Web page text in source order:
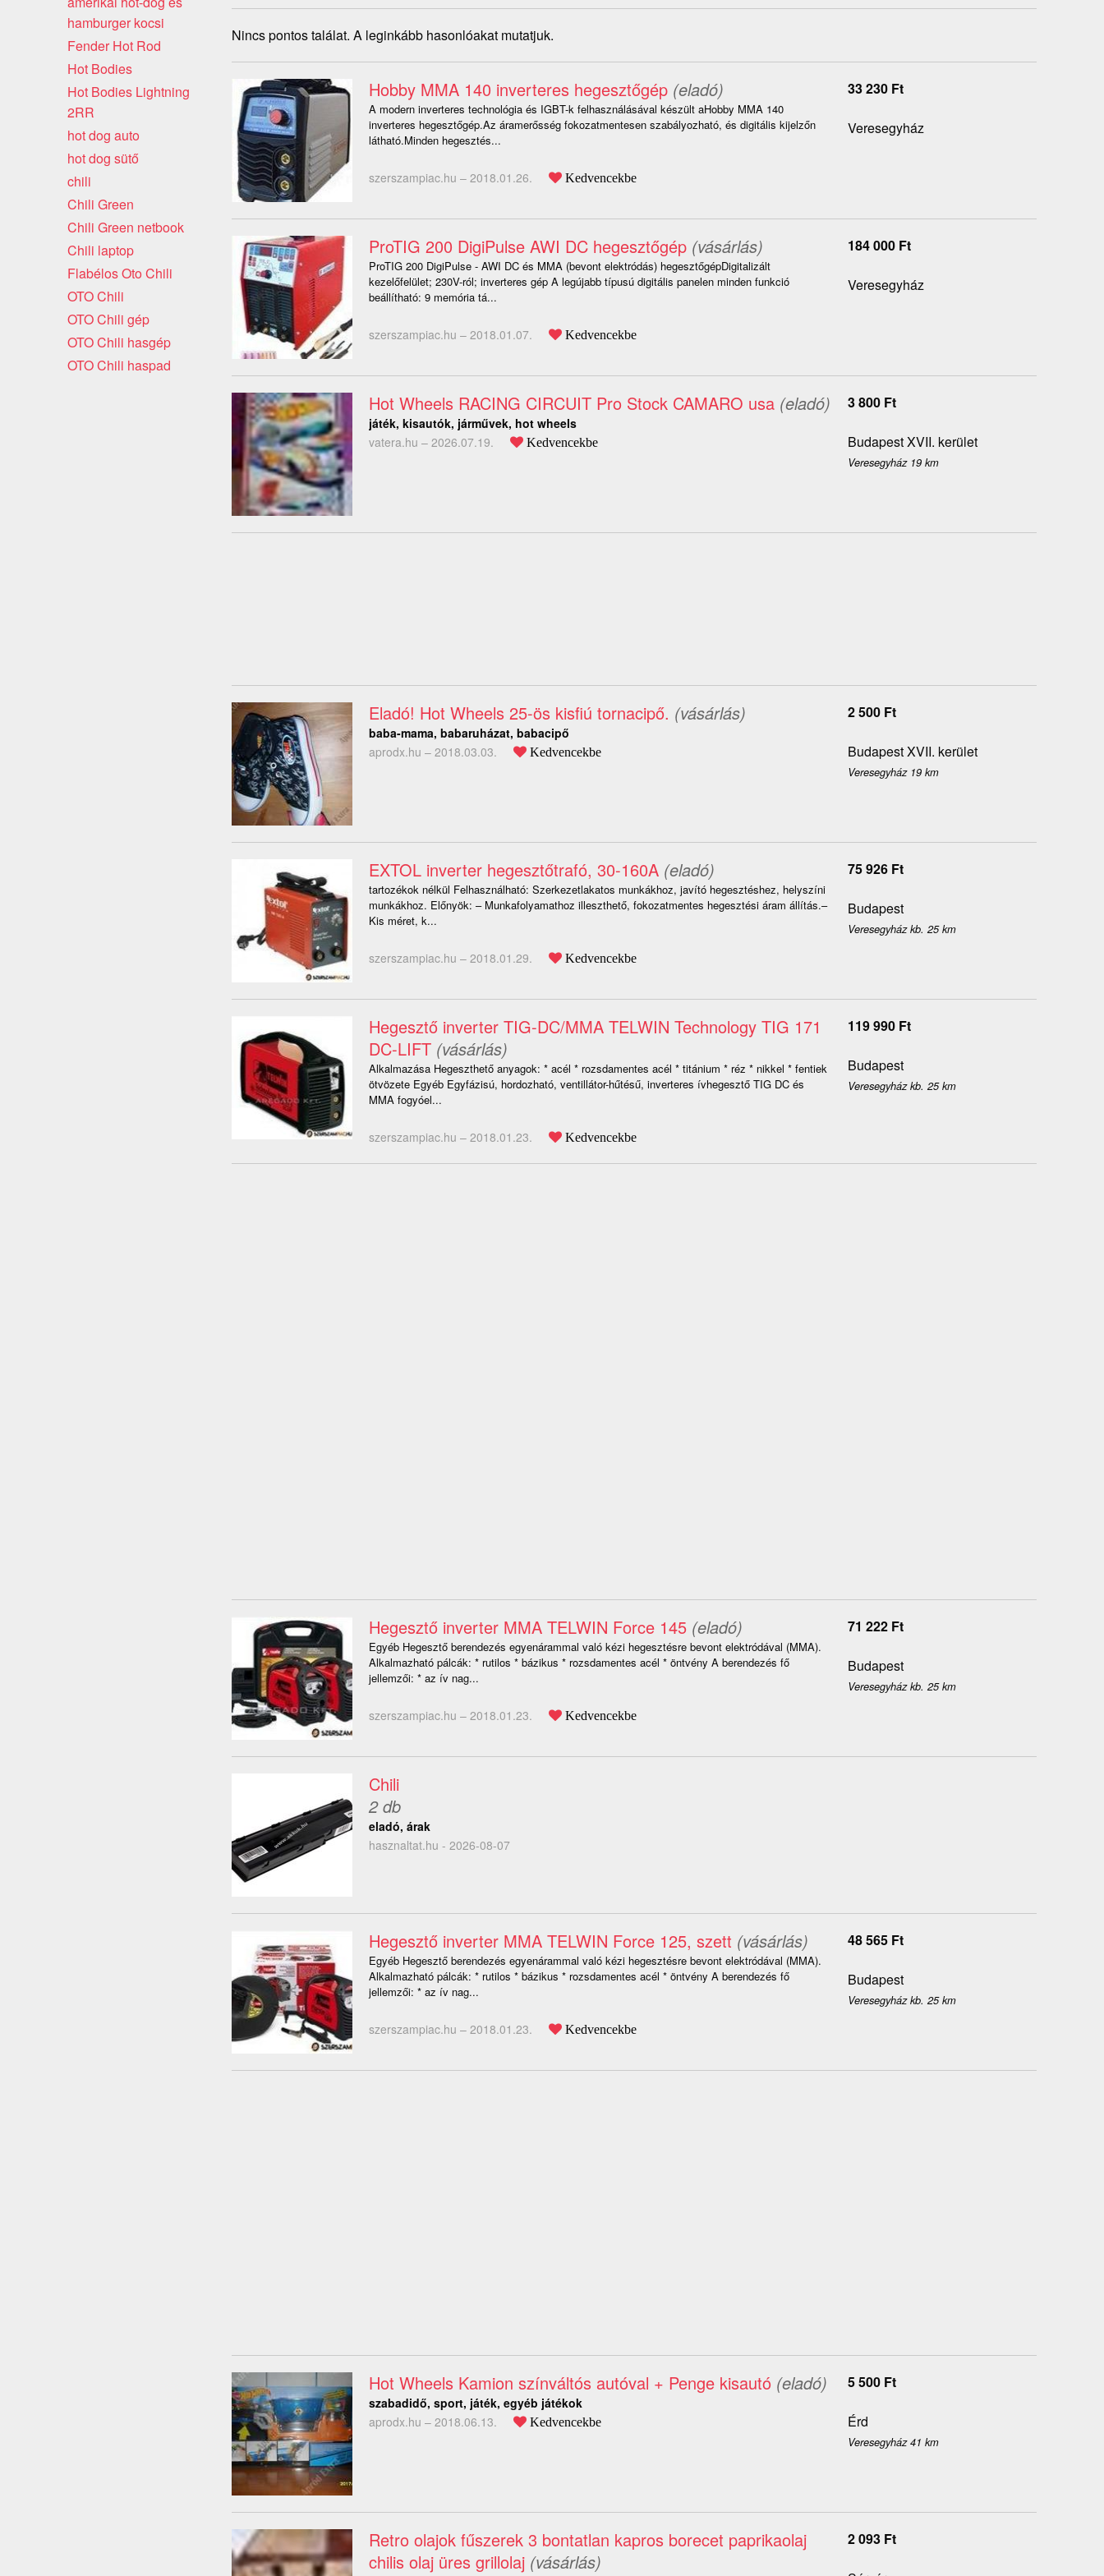
Nincs pontos találat. A leginkább hasonlóakat mutatjuk.
Hobby MMA 140 inverteres hegesztőgép(eladó)
A modern inverteres technológia és IGBT-k felhasználásával készült aHobby MMA 140
inverteres hegesztőgép.Az áramerősség fokozatmentesen szabályozható, és digitális kijelzőn
látható.Minden hegesztés...
szerszampiac.hu – 2018.01.26. Kedvencekbe
33 230 Ft
Veresegyház
ProTIG 200 DigiPulse AWI DC hegesztőgép(vásárlás)
ProTIG 200 DigiPulse - AWI DC és MMA (bevont elektródás) hegesztőgépDigitalizált
kezelőfelület; 230V-ról; inverteres gép A legújabb típusú digitális panelen minden funkció
beállítható: 9 memória tá...
szerszampiac.hu – 2018.01.07. Kedvencekbe
184 000 Ft
Veresegyház
Hot Wheels RACING CIRCUIT Pro Stock CAMARO usa(eladó)
játék, kisautók, járművek, hot wheels
vatera.hu – 2026.07.19. Kedvencekbe
3 800 Ft
Budapest XVII. kerület
Veresegyház 19 km
Eladó! Hot Wheels 25-ös kisfiú tornacipő. (vásárlás)
baba-mama, babaruházat, babacipő
aprodx.hu – 2018.03.03. Kedvencekbe
2 500 Ft
Budapest XVII. kerület
Veresegyház 19 km
EXTOL inverter hegesztőtrafó, 30-160A(eladó)
tartozékok nélkül Felhasználható: Szerkezetlakatos munkákhoz, javító hegesztéshez, helyszíni
munkákhoz. Előnyök: – Munkafolyamathoz illeszthető, fokozatmentes hegesztési áram állítás.–
Kis méret, k...
szerszampiac.hu – 2018.01.29. Kedvencekbe
75 926 Ft
Budapest
Veresegyház kb. 25 km
Hegesztő inverter TIG-DC/MMA TELWIN Technology TIG 171
DC-LIFT(vásárlás)
Alkalmazása Hegeszthető anyagok: * acél * rozsdamentes acél * titánium * réz * nikkel * fentiek
ötvözete Egyéb Egyfázisú, hordozható, ventillátor-hűtésű, inverteres ívhegesztő TIG DC és
MMA fogyóel...
szerszampiac.hu – 2018.01.23. Kedvencekbe
119 990 Ft
Budapest
Veresegyház kb. 25 km
Hegesztő inverter MMA TELWIN Force 145(eladó)
Egyéb Hegesztő berendezés egyenárammal való kézi hegesztésre bevont elektródával (MMA).
Alkalmazható pálcák: * rutilos * bázikus * rozsdamentes acél * öntvény A berendezés fő
jellemzői: * az ív nag...
szerszampiac.hu – 2018.01.23. Kedvencekbe
71 222 Ft
Budapest
Veresegyház kb. 25 km
Chili
2 db
eladó, árak
hasznaltat.hu - 2026-08-07
Hegesztő inverter MMA TELWIN Force 125, szett (vásárlás)
Egyéb Hegesztő berendezés egyenárammal való kézi hegesztésre bevont elektródával (MMA).
Alkalmazható pálcák: * rutilos * bázikus * rozsdamentes acél * öntvény A berendezés fő
jellemzői: * az ív nag...
szerszampiac.hu – 2018.01.23. Kedvencekbe
48 565 Ft
Budapest
Veresegyház kb. 25 km
Hot Wheels Kamion színváltós autóval + Penge kisautó(eladó)
szabadidő, sport, játék, egyéb játékok
aprodx.hu – 2018.06.13. Kedvencekbe
5 500 Ft
Érd
Veresegyház 41 km
Retro olajok fűszerek 3 bontatlan kapros borecet paprikaolaj
chilis olaj üres grillolaj(vásárlás)
2 093 Ft
hamburger kocsi
Fender Hot Rod
Hot Bodies
Hot Bodies Lightning
2RR
hot dog auto
hot dog sütő
chili
Chili Green
Chili Green netbook
Chili laptop
Flabélos Oto Chili
OTO Chili
OTO Chili gép
OTO Chili hasgép
OTO Chili haspad